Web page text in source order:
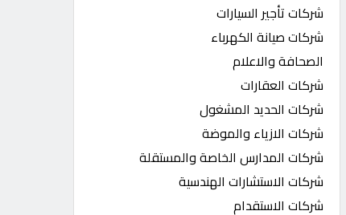
الدليل
القطري
POWERED
QHOST
شركات تأجير السيارات
شركات صيانة الكهرباء
الصحافة والاعلام
شركات العقارات
شركات الحديد المشغول
شركات الازياء والموضة
شركات المدارس الخاصة والمستقلة
شركات الاستشارات الهندسية
شركات الاستقدام